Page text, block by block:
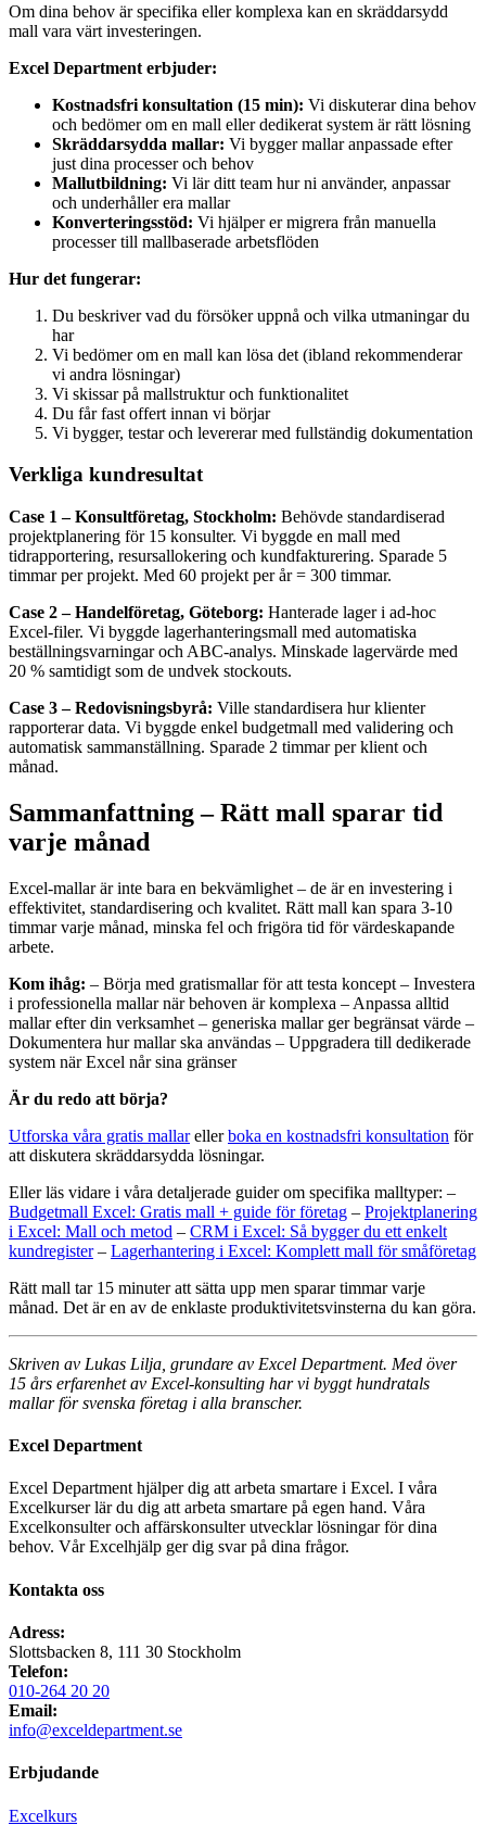
Om dina behov är specifika eller komplexa kan en skräddarsydd
mall vara värt investeringen.
Excel Department erbjuder:
Kostnadsfri konsultation (15 min): Vi diskuterar dina behov
och bedömer om en mall eller dedikerat system är rätt lösning
Skräddarsydda mallar: Vi bygger mallar anpassade efter
just dina processer och behov
Mallutbildning: Vi lär ditt team hur ni använder, anpassar
och underhåller era mallar
Konverteringsstöd: Vi hjälper er migrera från manuella
processer till mallbaserade arbetsflöden
Hur det fungerar:
Du beskriver vad du försöker uppnå och vilka utmaningar du
har
Vi bedömer om en mall kan lösa det (ibland rekommenderar
vi andra lösningar)
Vi skissar på mallstruktur och funktionalitet
Du får fast offert innan vi börjar
Vi bygger, testar och levererar med fullständig dokumentation
Verkliga kundresultat
Case 1 – Konsultföretag, Stockholm: Behövde standardiserad
projektplanering för 15 konsulter. Vi byggde en mall med
tidrapportering, resursallokering och kundfakturering. Sparade 5
timmar per projekt. Med 60 projekt per år = 300 timmar.
Case 2 – Handelföretag, Göteborg: Hanterade lager i ad-hoc
Excel-filer. Vi byggde lagerhanteringsmall med automatiska
beställningsvarningar och ABC-analys. Minskade lagervärde med
20 % samtidigt som de undvek stockouts.
Case 3 – Redovisningsbyrå: Ville standardisera hur klienter
rapporterar data. Vi byggde enkel budgetmall med validering och
automatisk sammanställning. Sparade 2 timmar per klient och
månad.
Sammanfattning – Rätt mall sparar tid
varje månad
Excel-mallar är inte bara en bekvämlighet – de är en investering i
effektivitet, standardisering och kvalitet. Rätt mall kan spara 3-10
timmar varje månad, minska fel och frigöra tid för värdeskapande
arbete.
Kom ihåg: – Börja med gratismallar för att testa koncept – Investera
i professionella mallar när behoven är komplexa – Anpassa alltid
mallar efter din verksamhet – generiska mallar ger begränsat värde –
Dokumentera hur mallar ska användas – Uppgradera till dedikerade
system när Excel når sina gränser
Är du redo att börja?
Utforska våra gratis mallarellerboka en kostnadsfri konsultation för
att diskutera skräddarsydda lösningar.
Eller läs vidare i våra detaljerade guider om specifika malltyper: –
Budgetmall Excel: Gratis mall + guide för företag – Projektplanering
i Excel: Mall och metod – CRM i Excel: Så bygger du ett enkelt
kundregister– Lagerhantering i Excel: Komplett mall för småföretag
Rätt mall tar 15 minuter att sätta upp men sparar timmar varje
månad. Det är en av de enklaste produktivitetsvinsterna du kan göra.
Skriven av Lukas Lilja, grundare av Excel Department. Med över
15 års erfarenhet av Excel-konsulting har vi byggt hundratals
mallar för svenska företag i alla branscher.
Excel Department
Excel Department hjälper dig att arbeta smartare i Excel. I våra
Excelkurser lär du dig att arbeta smartare på egen hand. Våra
Excelkonsulter och affärskonsulter utvecklar lösningar för dina
behov. Vår Excelhjälp ger dig svar på dina frågor.
Kontakta oss
Adress:
Slottsbacken 8, 111 30 Stockholm
Telefon:
010-264 20 20
Email:
info@exceldepartment.se
Erbjudande
Excelkurs